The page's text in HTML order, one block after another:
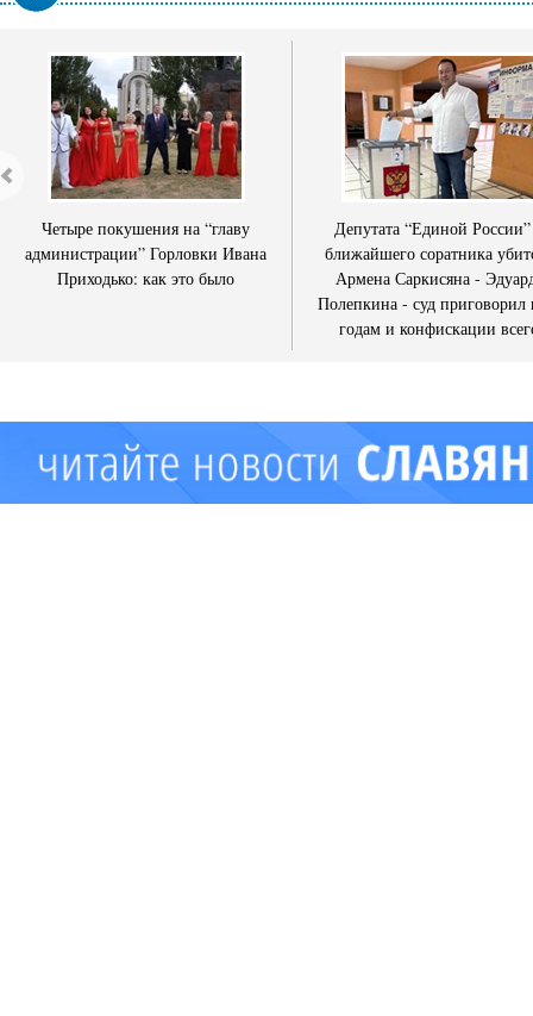
Четыре покушения на “главу
администрации” Горловки Ивана
Приходько: как это было
Депутата “Единой
ближайшего соратника
Армена Саркисяна -
Полепкина - суд приговорил
годам и конфискации